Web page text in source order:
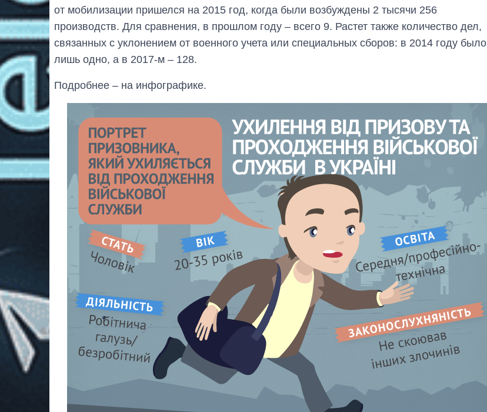
от мобилизации пришелся на 2015 год, когда были возбуждены 2 тысячи 256
производств. Для сравнения, в прошлом году – всего 9. Растет также количество дел,
связанных с уклонением от военного учета или специальных сборов: в 2014 году было
лишь одно, а в 2017-м – 128.
Подробнее – на инфографике.